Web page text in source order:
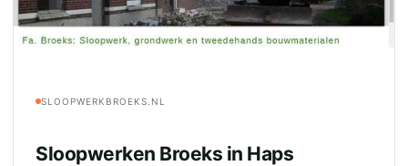
SLOOPWERKBROEKS.NL
Sloopwerken Broeks in Haps